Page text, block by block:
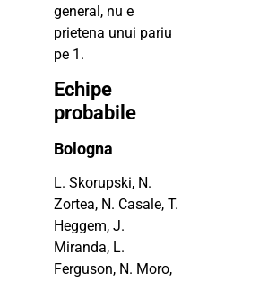
general, nu e
prietena unui pariu
pe 1.
Echipe
probabile
Bologna
L. Skorupski, N.
Zortea, N. Casale, T.
Heggem, J.
Miranda, L.
Ferguson, N. Moro,